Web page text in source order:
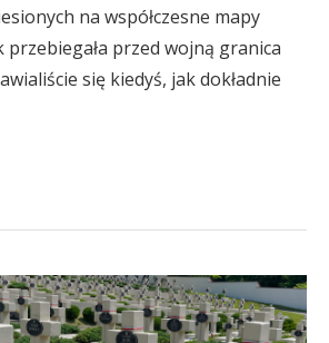
na współczesne mapy
przebiegała przed wojną granica
się kiedyś, jak dokładnie